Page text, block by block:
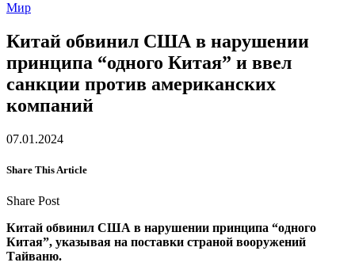
Мир
Китай обвинил США в нарушении
принципа “одного Китая” и ввел
санкции против американских
компаний
07.01.2024
Share This Article
Share Post
Китай обвинил США в нарушении принципа “одного
Китая”, указывая на поставки страной вооружений
Тайваню.